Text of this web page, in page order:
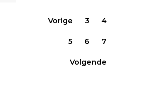
Vorige 3 4
5 6 7
Volgende